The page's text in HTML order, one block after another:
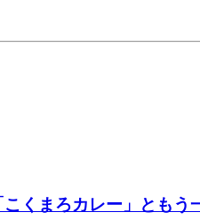
くまろカレー」ともう